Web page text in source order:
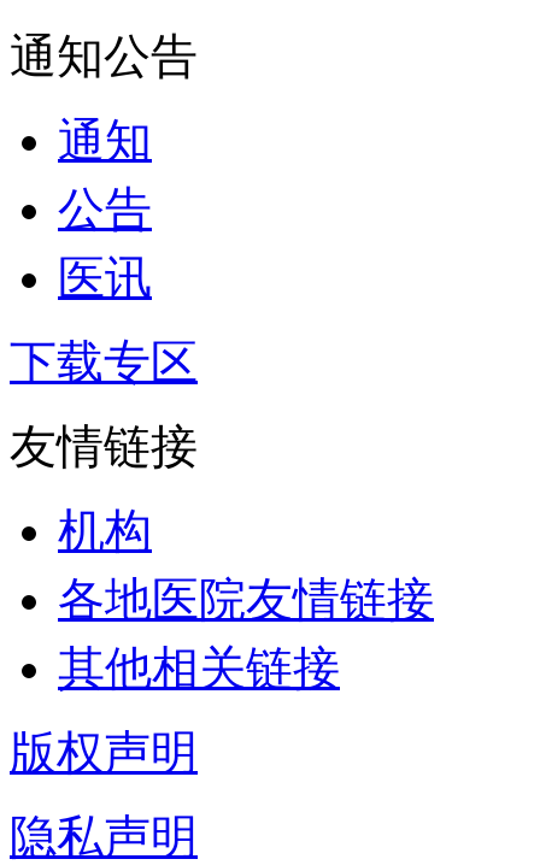
通知公告
通知
公告
医讯
下载专区
友情链接
机构
各地医院友情链接
其他相关链接
版权声明
隐私声明